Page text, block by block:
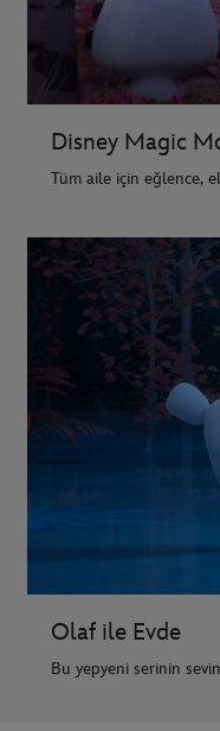
Disney Magic
Tüm aile için eğlence,
Olaf ile Evde
Bu yepyeni serinin